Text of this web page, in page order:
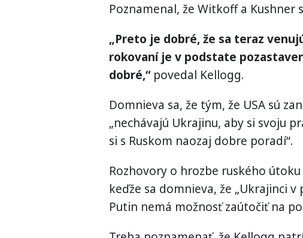
Poznamenal, že Witkoff a
„Preto je dobré, že sa teraz
rokovaní je v podstate
dobré,“povedal Kellogg.
Domnieva sa, že tým, že USA sú
„nechávajú Ukrajinu, aby si svoju
si s Ruskom naozaj dobre poradí“.
Rozhovory o hrozbe ruského
keďže sa domnieva, že „Ukrajinci
Putin nemá možnosť zaútočiť na